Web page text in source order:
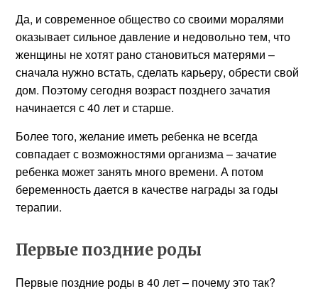
Да, и современное общество со своими моралями
оказывает сильное давление и недовольно тем, что
женщины не хотят рано становиться матерями –
сначала нужно встать, сделать карьеру, обрести свой
дом. Поэтому сегодня возраст позднего зачатия
начинается с 40 лет и старше.
Более того, желание иметь ребенка не всегда
совпадает с возможностями организма – зачатие
ребенка может занять много времени. А потом
беременность дается в качестве награды за годы
терапии.
Первые поздние роды
Первые поздние роды в 40 лет – почему это так?